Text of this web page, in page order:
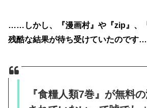
……しかし、『漫画村』や『zip』、
残酷な結果が待ち受けていたのです
『食糧人類7巻』が無料